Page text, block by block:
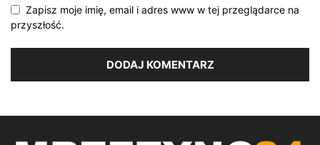
Zapisz moje imię, email i adres www w tej przeglądarce na
przyszłość.